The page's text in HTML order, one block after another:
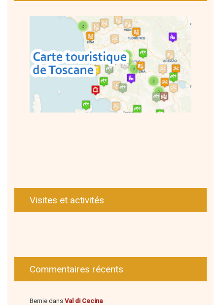
Visites et activités
Commentaires récents
Bernie dans Val di Cecina